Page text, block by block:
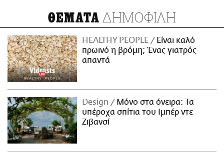
ΘΕΜΑΤΑ ΔΗΜΟΦΙΛΗ
HEALTHY PEOPLE
Είναι καλό
πρωινό η βρόμη; Ένας γιατρός
απαντά
Design
Μόνο στα όνειρα: Τα
υπέροχα σπίτια του Ιμπέρ ντε
Ζιβανσί